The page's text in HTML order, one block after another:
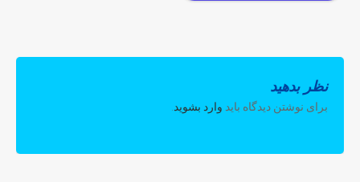
نظر بدهید
برای نوشتن دیدگاه باید وارد بشوید.